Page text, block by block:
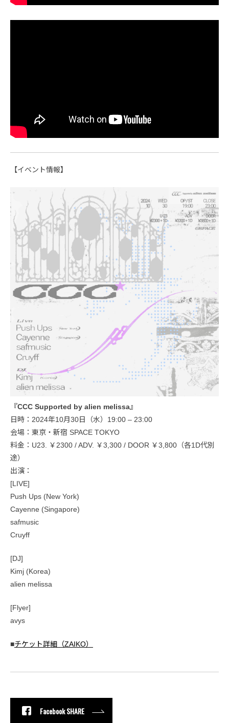
【イベント情報】
『CCC Supported by alien melissa』
日時：2024年10月30日（水）19:00 – 23:00
会場：東京・新宿 SPACE TOKYO
料金：U23. ￥2300 / ADV. ￥3,300 / DOOR ￥3,800（各1D代別
途）
出演：
[LIVE]
Push Ups (New York)
Cayenne (Singapore)
safmusic
Cruyff
[DJ]
Kimj (Korea)
alien melissa
[Flyer]
avys
■チケット詳細（ZAIKO）
Facebook SHARE